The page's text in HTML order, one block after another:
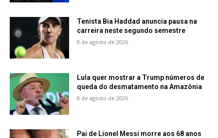
Tenista Bia Haddad anuncia pausa na
carreira neste segundo semestre
8 de agosto de 2026
Lula quer mostrar a Trump números de
queda do desmatamento na Amazônia
8 de agosto de 2026
Pai de Lionel Messi morre aos 68 anos